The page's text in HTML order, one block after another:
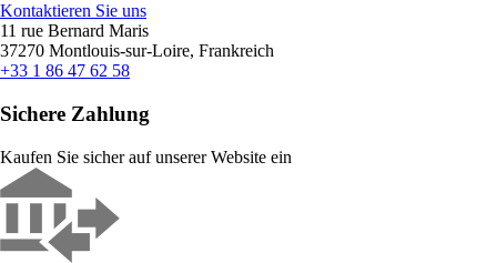
Kontaktieren Sie uns
11 rue Bernard Maris
37270 Montlouis-sur-Loire, Frankreich
+33 1 86 47 62 58
Sichere Zahlung
Kaufen Sie sicher auf unserer Website ein